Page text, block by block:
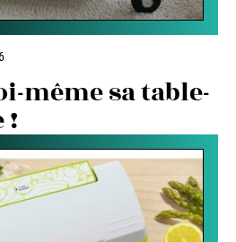
même sa table-
!